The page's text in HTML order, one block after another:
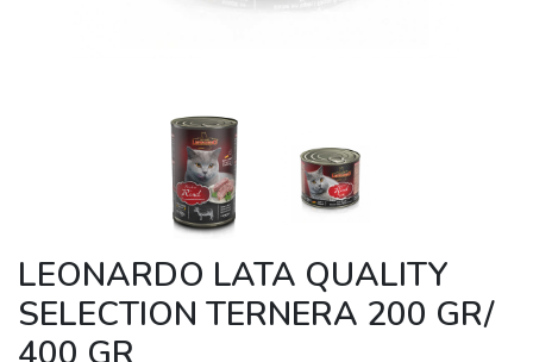
LEONARDO LATA QUALITY
SELECTION TERNERA 200 GR/